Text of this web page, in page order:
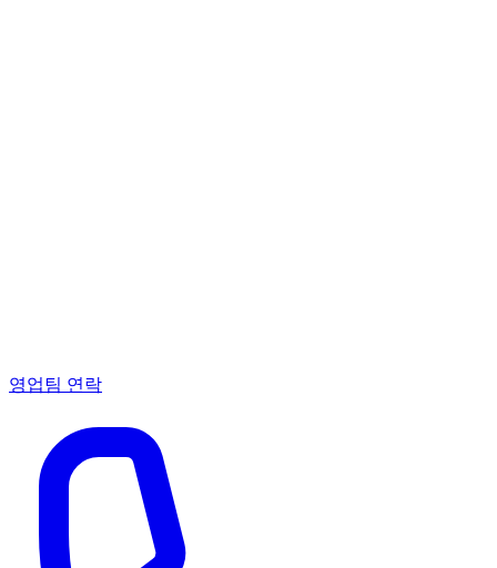
영업팀 연락